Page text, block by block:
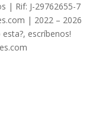
| Rif: J-29762655-7
| 2022 – 2026
escríbenos!